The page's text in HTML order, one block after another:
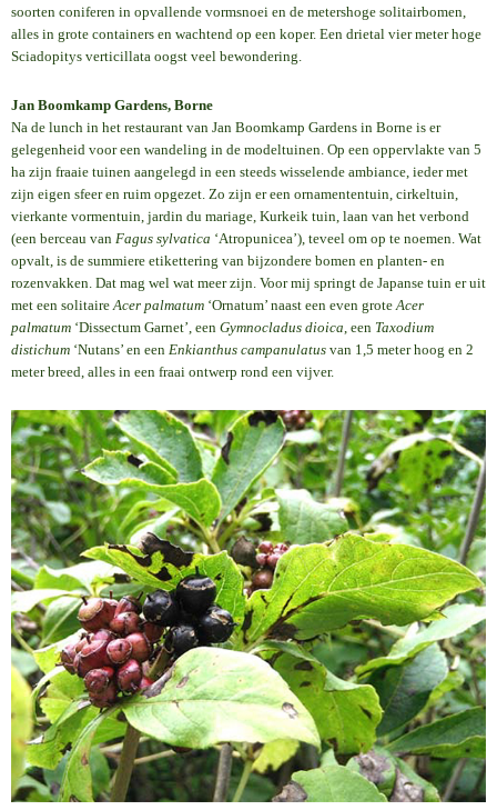
soorten coniferen in opvallende vormsnoei en de metershoge solitairbomen,
alles in grote containers en wachtend op een koper. Een drietal vier meter hoge
Sciadopitys verticillata oogst veel bewondering.
Jan Boomkamp Gardens, Borne
Na de lunch in het restaurant van Jan Boomkamp Gardens in Borne is er
gelegenheid voor een wandeling in de modeltuinen. Op een oppervlakte van 5
ha zijn fraaie tuinen aangelegd in een steeds wisselende ambiance, ieder met
zijn eigen sfeer en ruim opgezet. Zo zijn er een ornamententuin, cirkeltuin,
vierkante vormentuin, jardin du mariage, Kurkeik tuin, laan van het verbond
(een berceau van Fagus sylvatica ‘Atropunicea’), teveel om op te noemen. Wat
opvalt, is de summiere etikettering van bijzondere bomen en planten- en
rozenvakken. Dat mag wel wat meer zijn. Voor mij springt de Japanse tuin er uit
met een solitaireAcer palmatum ‘Ornatum’ naast een even groteAcer
palmatum ‘Dissectum Garnet’, een Gymnocladus dioica, een Taxodium
distichum ‘Nutans’ en een Enkianthus campanulatus van 1,5 meter hoog en 2
meter breed, alles in een fraai ontwerp rond een vijver.